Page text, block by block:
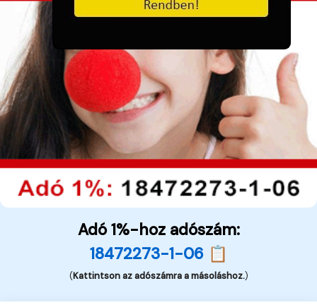
Adó 1%-hoz adószám:
18472273-1-06 📋
(Kattintson az adószámra a másoláshoz.)